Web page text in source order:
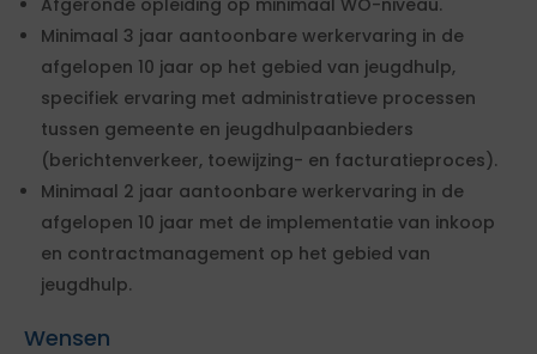
Afgeronde opleiding op minimaal WO-niveau.
Minimaal 3 jaar aantoonbare werkervaring in de
afgelopen 10 jaar op het gebied van jeugdhulp,
specifiek ervaring met administratieve processen
tussen gemeente en jeugdhulpaanbieders
(berichtenverkeer, toewijzing- en facturatieproces).
Minimaal 2 jaar aantoonbare werkervaring in de
afgelopen 10 jaar met de implementatie van inkoop
en contractmanagement op het gebied van
jeugdhulp.
Wensen